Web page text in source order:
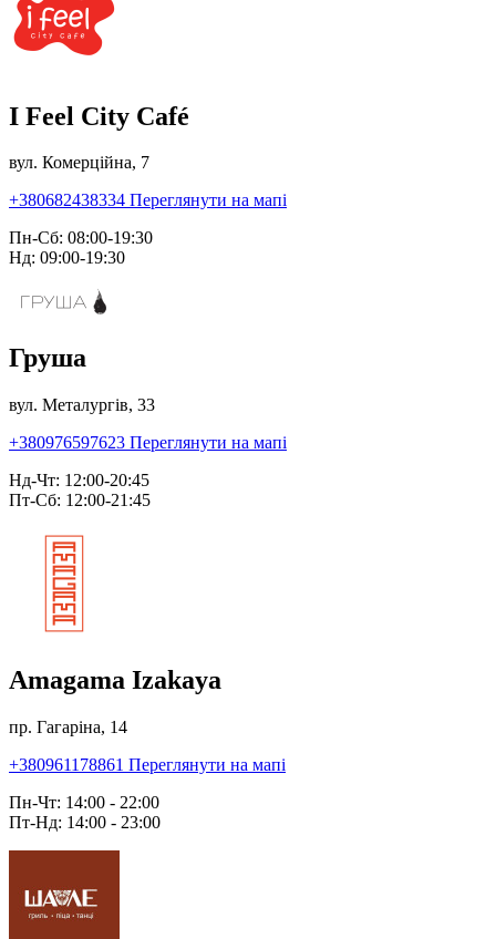
I Feel City Café
вул. Комерційна, 7
+380682438334 Переглянути на мапі
Пн-Сб: 08:00-19:30
Нд: 09:00-19:30
Груша
вул. Металургів, 33
+380976597623 Переглянути на мапі
Нд-Чт: 12:00-20:45
Пт-Сб: 12:00-21:45
Amagama Izakaya
пр. Гагаріна, 14
+380961178861 Переглянути на мапі
Пн-Чт: 14:00 - 22:00
Пт-Нд: 14:00 - 23:00